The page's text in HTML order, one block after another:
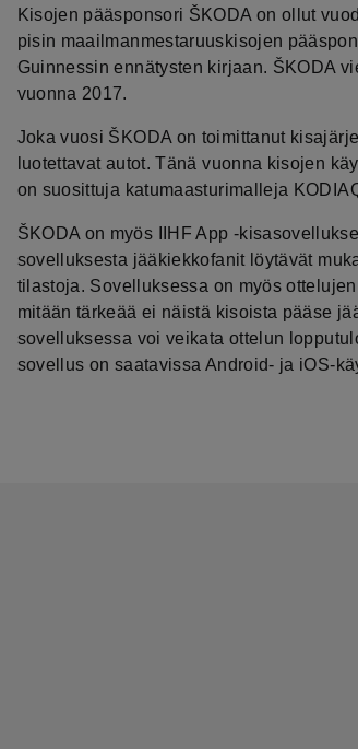
Kisojen pääsponsori ŠKODA on ollut
pisin maailmanmestaruuskisojen
Guinnessin ennätysten kirjaan. ŠKODA
vuonna 2017.
Joka vuosi ŠKODA on toimittanut
luotettavat autot. Tänä vuonna kisojen
on suosittuja katumaasturimalleja
ŠKODA on myös IIHF App -
sovelluksesta jääkiekkofanit löytävät
tilastoja. Sovelluksessa on myös
mitään tärkeää ei näistä kisoista pääse
sovelluksessa voi veikata ottelun
sovellus on saatavissa Android- ja iOS-